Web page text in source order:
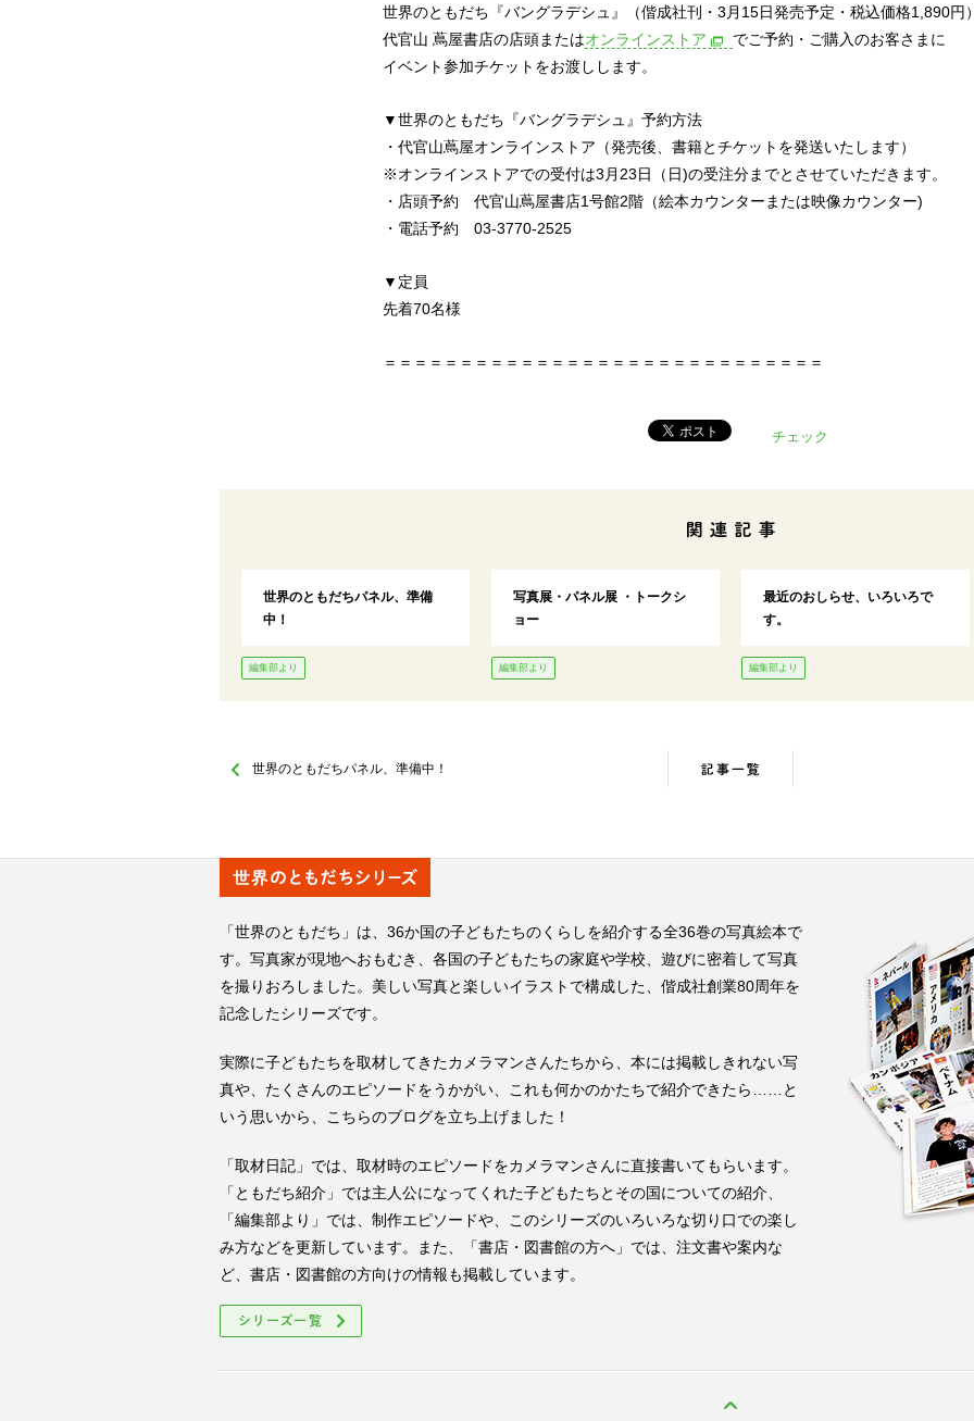
世界のともだち『バングラデシュ』（偕成社刊・3月15日発売予定・税込価格1,890円
代官山 蔦屋書店の店頭またはオンラインストア
でご予約・ご購入のお客さまに
イベント参加チケットをお渡しします。
▼世界のともだち『バングラデシュ』予約方法
・代官山蔦屋オンラインストア（発売後、書籍とチケットを発送いたします）
※オンラインストアでの受付は3月23日（日)の受注分までとさせていただきます。
・店頭予約 代官山蔦屋書店1号館2階（絵本カウンターまたは映像カウンター)
・電話予約 03-3770-2525
▼定員
先着70名様
＝＝＝＝＝＝＝＝＝＝＝＝＝＝＝＝＝＝＝＝＝＝＝＝＝＝＝＝＝
チェック
世界のともだちパネル、準備
中！
編集部より
写真展・パネル展 ・トークシ
ョー
編集部より
最近のおしらせ、いろいろで
す。
編集部より
世界のともだちパネル、準備中！
「世界のともだち」は、36か国の子どもたちのくらしを紹介する全36巻の写真絵本で
す。写真家が現地へおもむき、各国の子どもたちの家庭や学校、遊びに密着して写真
を撮りおろしました。美しい写真と楽しいイラストで構成した、偕成社創業80周年を
記念したシリーズです。
実際に子どもたちを取材してきたカメラマンさんたちから、本には掲載しきれない写
真や、たくさんのエピソードをうかがい、これも何かのかたちで紹介できたら……と
いう思いから、こちらのブログを立ち上げました！
「取材日記」では、取材時のエピソードをカメラマンさんに直接書いてもらいます。
「ともだち紹介」では主人公になってくれた子どもたちとその国についての紹介、
「編集部より」では、制作エピソードや、このシリーズのいろいろな切り口での楽し
み方などを更新しています。また、「書店・図書館の方へ」では、注文書や案内な
ど、書店・図書館の方向けの情報も掲載しています。